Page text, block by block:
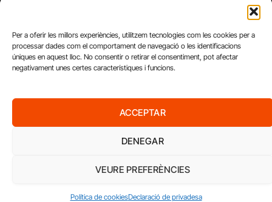
Per a oferir les millors experiències, utilitzem tecnologies com les cookies per a
processar dades com el comportament de navegació o les identificacions
úniques en aquest lloc. No consentir o retirar el consentiment, pot afectar
negativament unes certes característiques i funcions.
ACCEPTAR
DENEGAR
VEURE PREFERÈNCIES
Política de cookiesDeclaració de privadesa